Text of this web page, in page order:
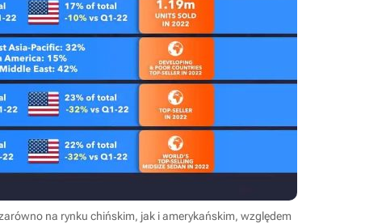
na rynku chińskim, jak i amerykańskim, względem